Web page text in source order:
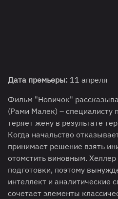
Дата премьеры: 11 апреля
Фильм "Новичок"
(Рами Малек) –
теряет жену в результате
Когда начальство
принимает решение взять
отомстить виновным.
подготовки, поэтому
интеллект и аналитические
сочетает элементы